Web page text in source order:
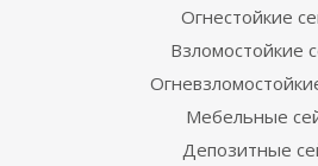
Огнестойкие
Взломостойкие
Мебельные
Депозитные